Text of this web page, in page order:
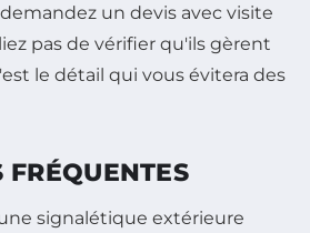
demandez un devis avec visite
pas de vérifier qu'ils gèrent
le détail qui vous évitera des
FRÉQUENTES
signalétique extérieure